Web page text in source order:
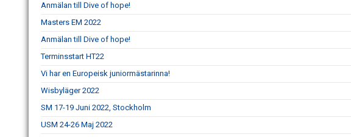
Anmälan till Dive of hope!
Masters EM 2022
Anmälan till Dive of hope!
Terminsstart HT22
Vi har en Europeisk juniormästarinna!
Wisbyläger 2022
SM 17-19 Juni 2022, Stockholm
USM 24-26 Maj 2022